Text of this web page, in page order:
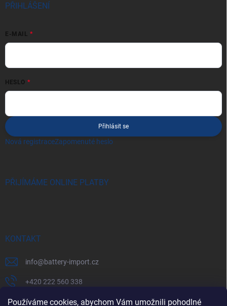
Používáme cookies, abychom Vám umožnili pohodlné
PŘIHLÁŠENÍ
E-MAIL
HESLO
Přihlásit se
Nová registraceZapomenuté heslo
PŘIJÍMÁME ONLINE PLATBY
KONTAKT
info@battery-import.cz
+420 222 560 338
+420 774 969 705